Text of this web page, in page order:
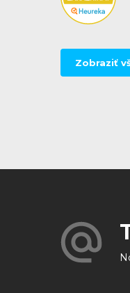
Zobraziť